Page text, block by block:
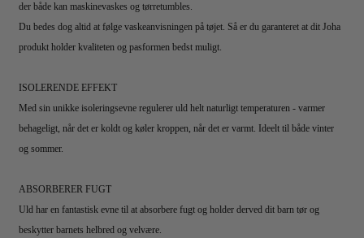
der både kan maskinevaskes og tørretumbles.
Du bedes dog altid at følge vaskeanvisningen på tøjet. Så er du garanteret at dit Joha
produkt holder kvaliteten og pasformen bedst muligt.
ISOLERENDE EFFEKT
Med sin unikke isoleringsevne regulerer uld helt naturligt temperaturen - varmer
behageligt, når det er koldt og køler kroppen, når det er varmt. Ideelt til både vinter
og sommer.
ABSORBERER FUGT
Uld har en fantastisk evne til at absorbere fugt og holder derved dit barn tør og
beskytter barnets helbred og velvære.